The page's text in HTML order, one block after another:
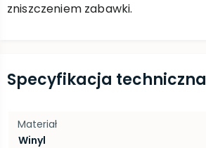
zniszczeniem zabawki.
Specyfikacja techniczna
Materiał
Winyl